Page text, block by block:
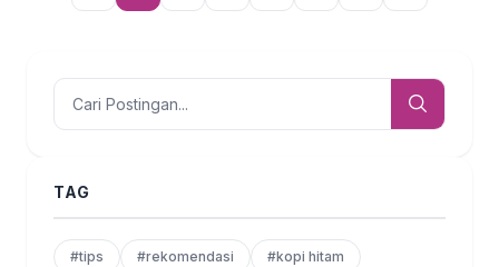
TAG
#tips #rekomendasi #kopi hitam